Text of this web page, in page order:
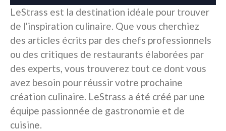
LeStrass est la destination idéale pour trouver
de l'inspiration culinaire. Que vous cherchiez
des articles écrits par des chefs professionnels
ou des critiques de restaurants élaborées par
des experts, vous trouverez tout ce dont vous
avez besoin pour réussir votre prochaine
création culinaire. LeStrass a été créé par une
équipe passionnée de gastronomie et de
cuisine.